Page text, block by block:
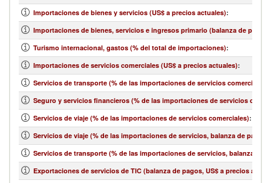
Importaciones de bienes y servicios (US$ a precios actuales):
Importaciones de bienes, servicios e ingresos primario (balanza de
Turismo internacional, gastos (% del total de importaciones):
Importaciones de servicios comerciales (US$ a precios actuales):
Servicios de transporte (% de las importaciones de servicios comerciales)
Seguro y servicios financieros (% de las importaciones de servicios
Servicios de viaje (% de las importaciones de servicios comerciales):
Servicios de viaje (% de las importaciones de servicios, balanza de pagos)
Servicios de transporte (% de las importaciones de servicios, balanza de
Exportaciones de servicios de TIC (balanza de pagos, US$ a precios